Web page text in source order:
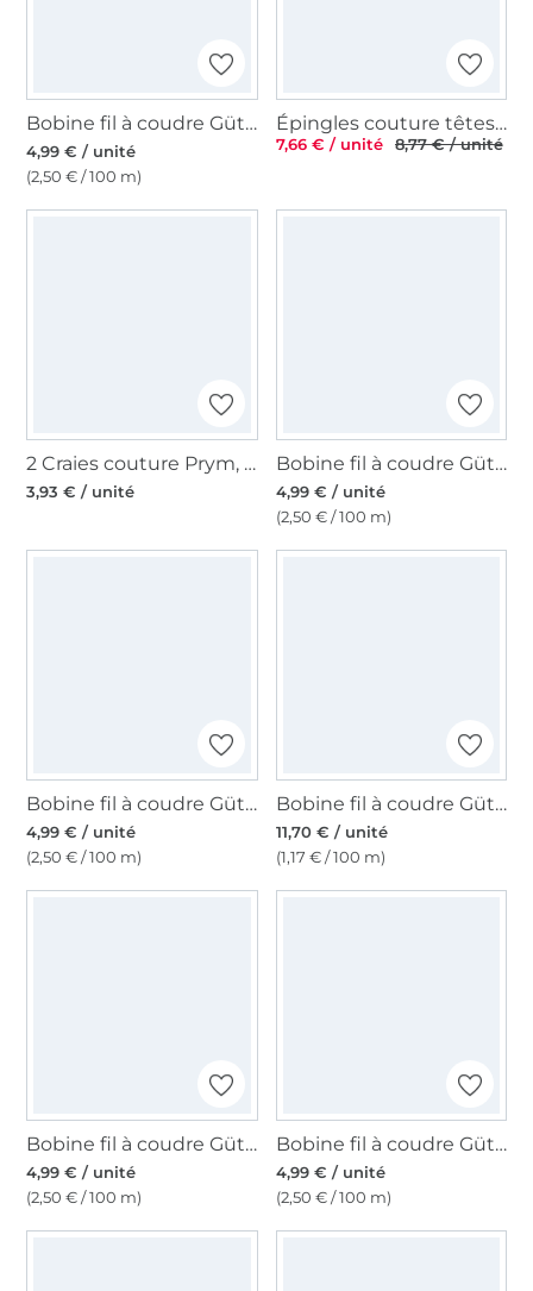
Bobine fil à coudre Gütermann 200m polyester, (802) crème vanille
4,99 € / unité
(2,50 € / 100 m)
Épingles couture têtes coeurs & papillons Prym, 50 pcs.
7,66 € / unité 8,77 € / unité
2 Craies couture Prym, 50x50mm, blanc
3,93 € / unité
Bobine fil à coudre Gütermann 200m polyester, (662) vieux rose millennial
4,99 € / unité
(2,50 € / 100 m)
Bobine fil à coudre Gütermann 200m polyester, (311) bleu denim
4,99 € / unité
(2,50 € / 100 m)
Bobine fil à coudre Gütermann 1000m polyester, (800), blanc
11,70 € / unité
(1,17 € / 100 m)
Bobine fil à coudre Gütermann 200m polyester, (711) bleu marine
4,99 € / unité
(2,50 € / 100 m)
Bobine fil à coudre Gütermann 200m polyester, (904) bleu pétrole foncé
4,99 € / unité
(2,50 € / 100 m)